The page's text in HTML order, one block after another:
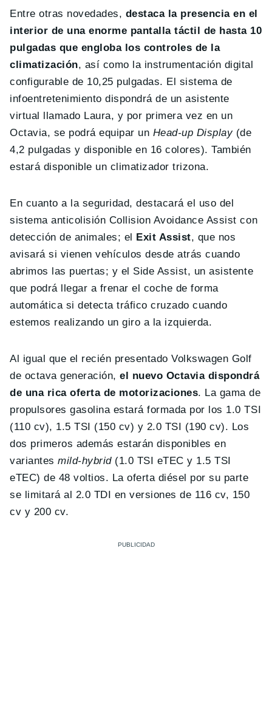
Entre otras novedades, destaca la presencia en el
interior de una enorme pantalla táctil de hasta 10
pulgadas que engloba los controles de la
climatización, así como la instrumentación digital
configurable de 10,25 pulgadas. El sistema de
infoentretenimiento dispondrá de un asistente
virtual llamado Laura, y por primera vez en un
Octavia, se podrá equipar un Head-up Display(de
4,2 pulgadas y disponible en 16 colores). También
estará disponible un climatizador trizona.
En cuanto a la seguridad, destacará el uso del
sistema anticolisión Collision Avoidance Assist con
detección de animales; el Exit Assist, que nos
avisará si vienen vehículos desde atrás cuando
abrimos las puertas; y el Side Assist, un asistente
que podrá llegar a frenar el coche de forma
automática si detecta tráfico cruzado cuando
estemos realizando un giro a la izquierda.
Al igual que el recién presentado Volkswagen Golf
de octava generación,el nuevo Octavia dispondrá
de una rica oferta de motorizaciones. La gama de
propulsores gasolina estará formada por los 1.0 TSI
(110 cv), 1.5 TSI (150 cv) y 2.0 TSI (190 cv). Los
dos primeros además estarán disponibles en
variantesmild-hybrid(1.0 TSI eTEC y 1.5 TSI
eTEC) de 48 voltios. La oferta diésel por su parte
se limitará al 2.0 TDI en versiones de 116 cv, 150
cv y 200 cv.